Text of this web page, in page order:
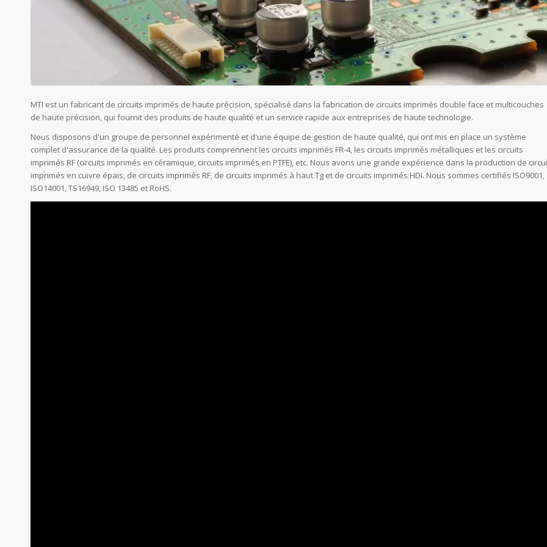
MTI est un fabricant de circuits imprimés de haute précision, spécialisé dans la fabrication de circuits imprimés double face et multicouches
de haute précision, qui fournit des produits de haute qualité et un service rapide aux entreprises de haute technologie.
Nous disposons d'un groupe de personnel expérimenté et d'une équipe de gestion de haute qualité, qui ont mis en place un système
complet d'assurance de la qualité. Les produits comprennent les circuits imprimés FR-4, les circuits imprimés métalliques et les circuits
imprimés RF (circuits imprimés en céramique, circuits imprimés en PTFE), etc. Nous avons une grande expérience dans la production de
imprimés en cuivre épais, de circuits imprimés RF, de circuits imprimés à haut Tg et de circuits imprimés HDI. Nous sommes certifiés ISO9001,
ISO14001, TS16949, ISO 13485 et RoHS.